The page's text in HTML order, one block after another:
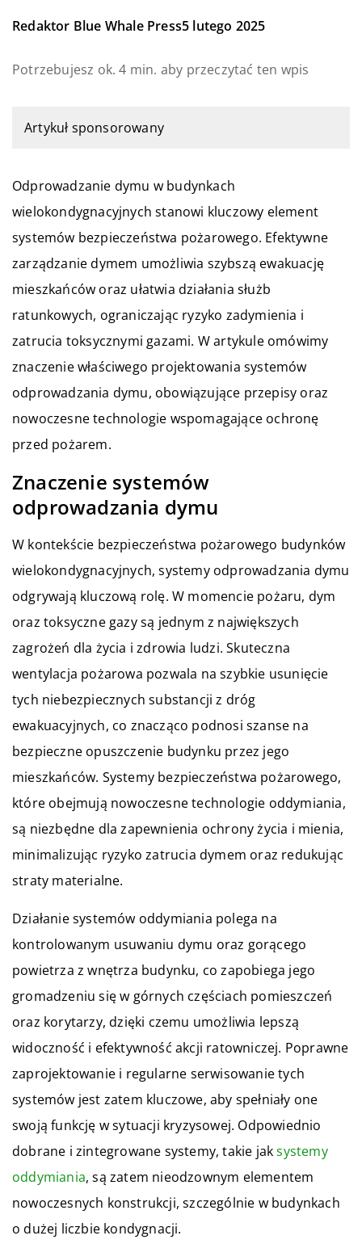
Redaktor Blue Whale Press5 lutego 2025
Potrzebujesz ok. 4 min. aby przeczytać ten wpis
Artykuł sponsorowany
Odprowadzanie dymu w budynkach
wielokondygnacyjnych stanowi kluczowy element
systemów bezpieczeństwa pożarowego. Efektywne
zarządzanie dymem umożliwia szybszą ewakuację
mieszkańców oraz ułatwia działania służb
ratunkowych, ograniczając ryzyko zadymienia i
zatrucia toksycznymi gazami. W artykule omówimy
znaczenie właściwego projektowania systemów
odprowadzania dymu, obowiązujące przepisy oraz
nowoczesne technologie wspomagające ochronę
przed pożarem.
Znaczenie systemów
odprowadzania dymu
W kontekście bezpieczeństwa pożarowego budynków
wielokondygnacyjnych, systemy odprowadzania dymu
odgrywają kluczową rolę. W momencie pożaru, dym
oraz toksyczne gazy są jednym z największych
zagrożeń dla życia i zdrowia ludzi. Skuteczna
wentylacja pożarowa pozwala na szybkie usunięcie
tych niebezpiecznych substancji z dróg
ewakuacyjnych, co znacząco podnosi szanse na
bezpieczne opuszczenie budynku przez jego
mieszkańców. Systemy bezpieczeństwa pożarowego,
które obejmują nowoczesne technologie oddymiania,
są niezbędne dla zapewnienia ochrony życia i mienia,
minimalizując ryzyko zatrucia dymem oraz redukując
straty materialne.
Działanie systemów oddymiania polega na
kontrolowanym usuwaniu dymu oraz gorącego
powietrza z wnętrza budynku, co zapobiega jego
gromadzeniu się w górnych częściach pomieszczeń
oraz korytarzy, dzięki czemu umożliwia lepszą
widoczność i efektywność akcji ratowniczej. Poprawne
zaprojektowanie i regularne serwisowanie tych
systemów jest zatem kluczowe, aby spełniały one
swoją funkcję w sytuacji kryzysowej. Odpowiednio
dobrane i zintegrowane systemy, takie jaksystemy
oddymiania, są zatem nieodzownym elementem
nowoczesnych konstrukcji, szczególnie w budynkach
o dużej liczbie kondygnacji.